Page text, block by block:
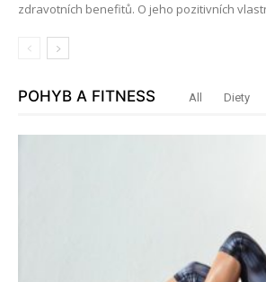
zdravotních benefitů. O jeho pozitivních
POHYB A FITNESS All Diety